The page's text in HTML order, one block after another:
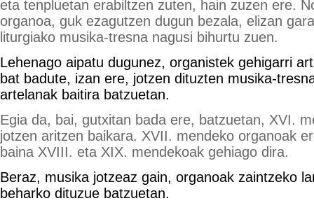
eta tenpluetan erabiltzen zuten, hain zuzen ere.
organoa, guk ezagutzen dugun bezala, elizan
liturgiako musika-tresna nagusi bihurtu zuen.
Lehenago aipatu dugunez, organistek gehigarri
bat badute, izan ere, jotzen dituzten musika-
artelanak baitira batzuetan.
Egia da, bai, gutxitan bada ere, batzuetan, XVI.
jotzen aritzen baikara. XVII. mendeko organoak
baina XVIII. eta XIX. mendekoak gehiago dira.
Beraz, musika jotzeaz gain, organoak zaintzeko
beharko dituzue batzuetan.